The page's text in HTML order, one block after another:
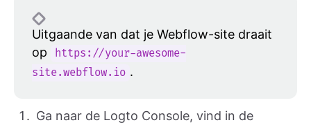
Uitgaande van dat je Webflow-site draait
op
https://your-awesome-
site.webflow.io .
Ga naar de Logto Console, vind in de